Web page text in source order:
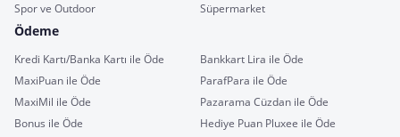
Spor ve Outdoor
Süpermarket
Ödeme
Kredi Kartı/Banka Kartı ile Öde
Bankkart Lira ile Öde
MaxiPuan ile Öde
ParafPara ile Öde
MaxiMil ile Öde
Pazarama Cüzdan ile Öde
Bonus ile Öde
Hediye Puan Pluxee ile Öde